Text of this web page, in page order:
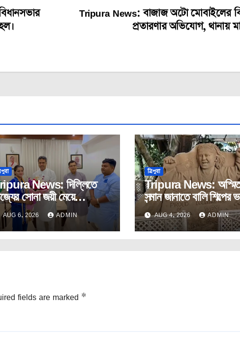
Tripura News: বাজাজ অটো মোবাইলের
প্রতারণার অভিযোগ, থানায়
News: দিল্লিতে
সোনা জয়ী মেয়ে
সংবর্ধনা মুখ্যমন্ত্রীর।
AUG 6, 2026 ADMIN
ত্রিপুরা
Tripura News:
সন্মান জানাতে বালি শিল্পের
নির্মাণ।
AUG 4, 2026 ADMIN
fields are marked *